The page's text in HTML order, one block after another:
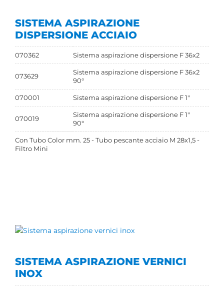
SISTEMA ASPIRAZIONE
DISPERSIONE ACCIAIO
070362 Sistema aspirazione dispersione F 36x2
073629
Sistema aspirazione dispersione F 36x2
90°
070001 Sistema aspirazione dispersione F 1"
070019
Sistema aspirazione dispersione F 1"
90°
Con Tubo Color mm. 25 - Tubo pescante acciaio M 28x1,5 -
Filtro Mini
SISTEMA ASPIRAZIONE VERNICI
INOX